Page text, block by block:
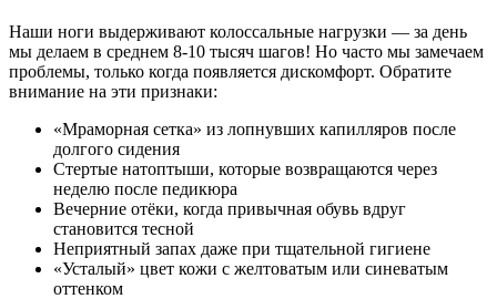
Наши ноги выдерживают колоссальные нагрузки — за день
мы делаем в среднем 8-10 тысяч шагов! Но часто мы замечаем
проблемы, только когда появляется дискомфорт. Обратите
внимание на эти признаки:
«Мраморная сетка» из лопнувших капилляров после
долгого сидения
Стертые натоптыши, которые возвращаются через
неделю после педикюра
Вечерние отёки, когда привычная обувь вдруг
становится тесной
Неприятный запах даже при тщательной гигиене
«Усталый» цвет кожи с желтоватым или синеватым
оттенком